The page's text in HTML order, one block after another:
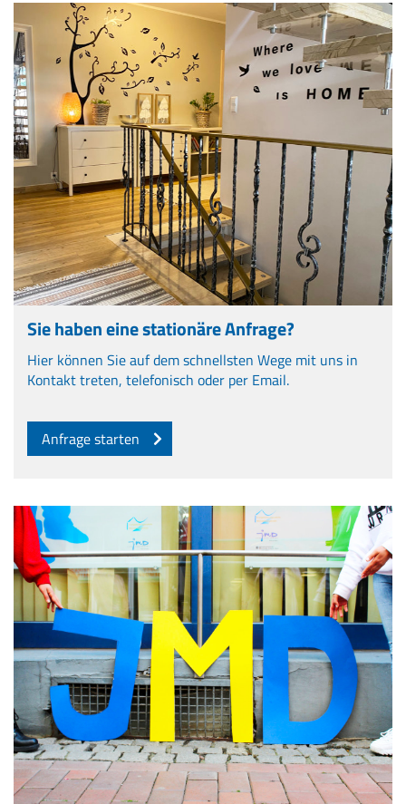
Sie haben eine stationäre Anfrage?
Hier können Sie auf dem schnellsten Wege mit uns in
Kontakt treten, telefonisch oder per Email.
Anfrage starten